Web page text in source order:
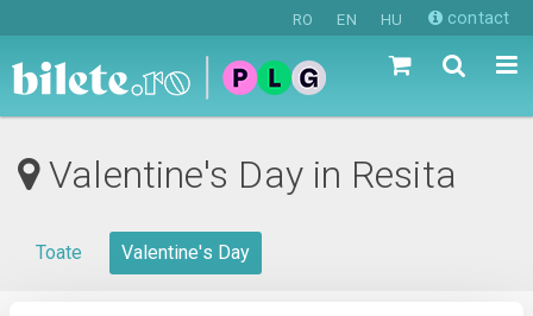
RO EN HU contact
Valentine's Day in Resita
Toate Valentine's Day